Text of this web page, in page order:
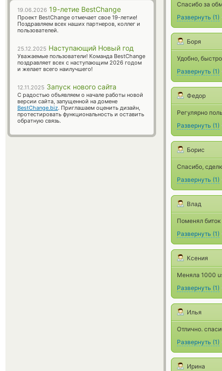
Спасибо за
Развернуть (1)
Боря
Удобно,
Развернуть (1)
Федор
Регулярно
Развернуть (1)
Борис
Спасибо,
Развернуть (1)
Влад
Поменял
Развернуть (1)
Ксения
Меняла 1000
Развернуть (1)
Илья
Отлично.
Развернуть (1)
Ирина
19.06.2026 19-летие BestChange
Проект BestChange отмечает свое 19-летие!
Поздравляем всех наших партнеров, коллег и
пользователей.
25.12.2025 Наступающий Новый год
Уважаемые пользователи! Команда BestChange
поздравляет всех с наступающим 2026 годом
и желает всего наилучшего!
12.11.2025 Запуск нового сайта
С радостью объявляем о начале работы новой
версии сайта, запущенной на домене
BestChange.biz. Приглашаем оценить дизайн,
протестировать функциональность и оставить
обратную связь.